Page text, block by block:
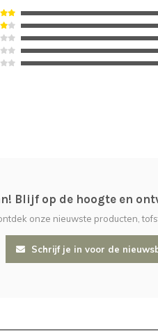
Blijf op de hoogte en
onze nieuwste producten,
Schrijf je in voor de